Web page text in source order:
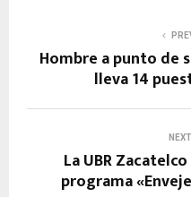
Hombre a punto de
lleva 14
La UBR
programa